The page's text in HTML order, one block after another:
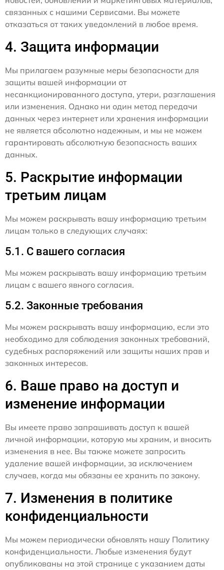
связанных с нашими Сервисами. Вы можете
отказаться от таких уведомлений в любое время.
4. Защита информации
Мы прилагаем разумные меры безопасности для
защиты вашей информации от
несанкционированного доступа, утери, разглашения
или изменения. Однако ни один метод передачи
данных через интернет или хранения информации
не является абсолютно надежным, и мы не можем
гарантировать абсолютную безопасность ваших
данных.
5. Раскрытие информации
третьим лицам
Мы можем раскрывать вашу информацию третьим
лицам только в следующих случаях:
5.1. С вашего согласия
Мы можем раскрывать вашу информацию третьим
лицам с вашего явного согласия.
5.2. Законные требования
Мы можем раскрывать вашу информацию, если это
необходимо для соблюдения законных требований,
судебных распоряжений или защиты наших прав и
законных интересов.
6. Ваше право на доступ и
изменение информации
Вы имеете право запрашивать доступ к вашей
личной информации, которую мы храним, и вносить
изменения в нее. Вы также можете запросить
удаление вашей информации, за исключением
случаев, когда мы обязаны ее хранить по закону.
7. Изменения в политике
конфиденциальности
Мы можем периодически обновлять нашу Политику
конфиденциальности. Любые изменения будут
опубликованы на этой странице с указанием даты